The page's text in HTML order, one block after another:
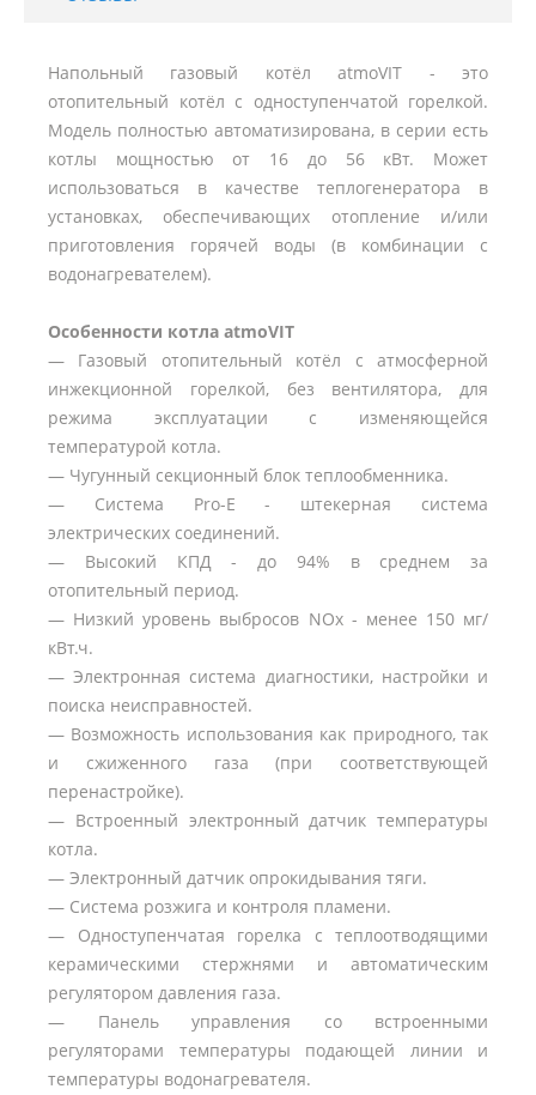
Напольный газовый котёл atmoVIT - это
отопительный котёл с одноступенчатой горелкой.
Модель полностью автоматизирована, в серии есть
котлы мощностью от 16 до 56 кВт. Может
использоваться в качестве теплогенератора в
установках, обеспечивающих отопление и/или
приготовления горячей воды (в комбинации с
водонагревателем).
Особенности котла atmoVIT
— Газовый отопительный котёл с атмосферной
инжекционной горелкой, без вентилятора, для
режима эксплуатации с изменяющейся
температурой котла.
— Чугунный секционный блок теплообменника.
— Система Pro-E - штекерная система
электрических соединений.
— Высокий КПД - до 94% в среднем за
отопительный период.
— Низкий уровень выбросов NOx - менее 150 мг/
кВт.ч.
— Электронная система диагностики, настройки и
поиска неисправностей.
— Возможность использования как природного, так
и сжиженного газа (при соответствующей
перенастройке).
— Встроенный электронный датчик температуры
котла.
— Электронный датчик опрокидывания тяги.
— Система розжига и контроля пламени.
— Одноступенчатая горелка с теплоотводящими
керамическими стержнями и автоматическим
регулятором давления газа.
— Панель управления со встроенными
регуляторами температуры подающей линии и
температуры водонагревателя.